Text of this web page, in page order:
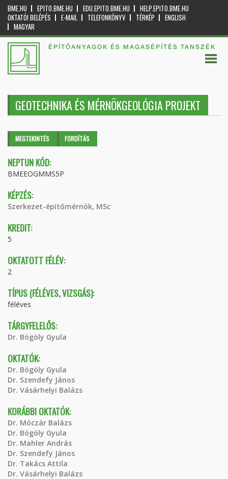
BME.HU EPITO.BME.HU EDU.EPITO.BME.HU
HELP.EPITO.BME.HU
OKTATÓI BELÉPÉS
E-MAIL TELEFONKÖNYV TÉRKÉP
ENGLISH
MAGYAR
ÉPÍTŐANYAGOK ÉS MAGASÉPÍTÉS TANSZÉK
GEOTECHNIKA ÉS MÉRNÖKGEOLÓGIA PROJEKT
Elsődleges fülek
MEGTEKINTÉS (AKTÍVFORDÍTÁS
NEPTUN KÓD:
BMEEOGMMS5P
KÉPZÉS:
Szerkezet-építőmérnök, MSc
KREDIT:
5
OKTATOTT FÉLÉV:
2
TÍPUS (FÉLÉVES, VIZSGÁS):
féléves
TÁRGYFELELŐS:
Dr. Bögöly Gyula
OKTATÓK:
Dr. Bögöly Gyula
Dr. Szendefy János
Dr. Vásárhelyi Balázs
KORÁBBI OKTATÓK:
Dr. Móczár Balázs
Dr. Bögöly Gyula
Dr. Mahler András
Dr. Szendefy János
Dr. Takács Attila
Dr. Vásárhelyi Balázs